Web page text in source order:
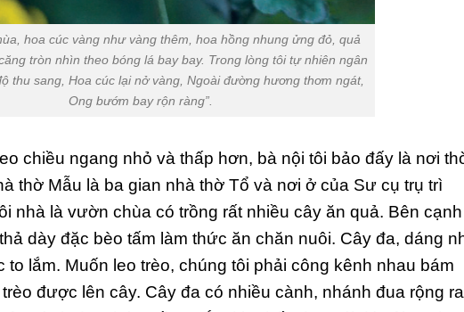
hoa cúc vàng như vàng thêm, hoa hồng nhung ửng đỏ, quả
tròn nhìn theo bóng lá bay bay. Trong lòng tôi tự nhiên ngân
thu sang, Hoa cúc lại nở vàng, Ngoài đường hương thơm ngát,
Ong bướm bay rộn ràng”.
chiều ngang nhỏ và thấp hơn, bà nội tôi bảo đấy là nơi
thờ Mẫu là ba gian nhà thờ Tổ và nơi ở của Sư cụ trụ trì
nhà là vườn chùa có trồng rất nhiều cây ăn quả. Bên cạnh
dày đặc bèo tấm làm thức ăn chăn nuôi. Cây đa, dáng
to lắm. Muốn leo trèo, chúng tôi phải công kênh nhau bám
được lên cây. Cây đa có nhiều cành, nhánh đua rộng ra